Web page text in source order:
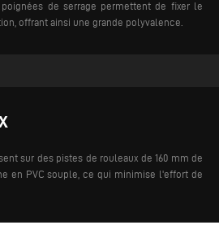
de serrage permettent de fixer le
offrant ainsi une grande polyvalence.
sur des pistes de rouleaux de 160 mm de
en PVC souple, ce qui minimise l'effort de